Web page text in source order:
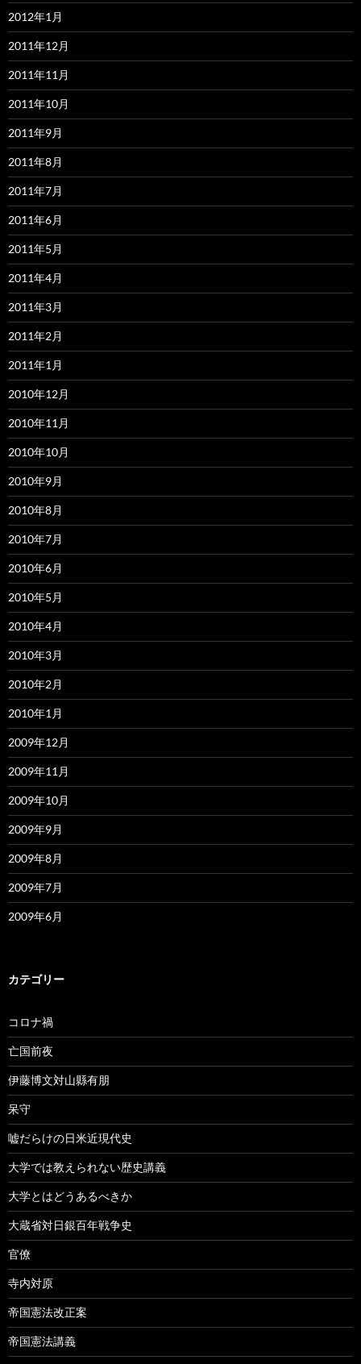
2012年1月
2011年12月
2011年11月
2011年10月
2011年9月
2011年8月
2011年7月
2011年6月
2011年5月
2011年4月
2011年3月
2011年2月
2011年1月
2010年12月
2010年11月
2010年10月
2010年9月
2010年8月
2010年7月
2010年6月
2010年5月
2010年4月
2010年3月
2010年2月
2010年1月
2009年12月
2009年11月
2009年10月
2009年9月
2009年8月
2009年7月
2009年6月
カテゴリー
コロナ禍
亡国前夜
伊藤博文対山縣有朋
呆守
嘘だらけの日米近現代史
大学では教えられない歴史講義
大学とはどうあるべきか
大蔵省対日銀百年戦争史
官僚
寺内対原
帝国憲法改正案
帝国憲法講義